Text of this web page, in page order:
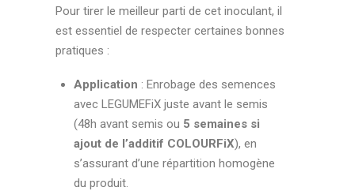
Pour tirer le meilleur parti de cet inoculant, il
est essentiel de respecter certaines bonnes
pratiques :
Application : Enrobage des semences
avec LEGUMEFiX juste avant le semis
(48h avant semis ou 5 semaines si
ajout de l’additif COLOURFiX), en
s’assurant d’une répartition homogène
du produit.